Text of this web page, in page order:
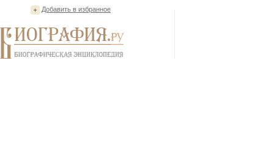
Добавить в избранное